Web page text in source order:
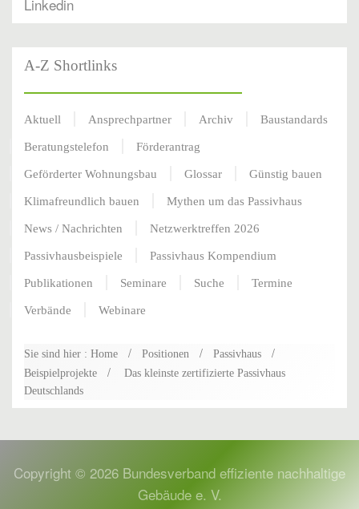
Linkedin
A-Z Shortlinks
Aktuell Ansprechpartner Archiv Baustandards
Beratungstelefon Förderantrag
Geförderter Wohnungsbau Glossar Günstig bauen
Klimafreundlich bauen Mythen um das Passivhaus
News / Nachrichten Netzwerktreffen 2026
Passivhausbeispiele Passivhaus Kompendium
Publikationen Seminare Suche Termine
Verbände Webinare
Sie sind hier : Home Positionen
Passivhaus
Beispielprojekte
Das kleinste zertifizierte Passivhaus
Deutschlands
Copyright © 2026 Bundesverband effiziente nachhaltige
Gebäude e. V.